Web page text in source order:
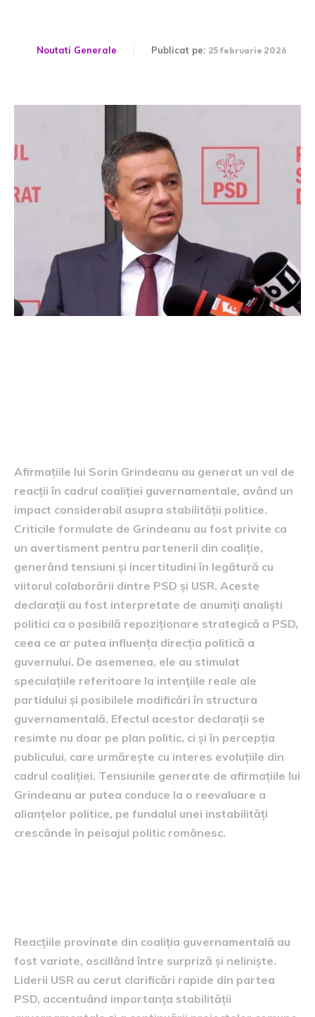
Noutati Generale Publicat pe: 25 februarie 2026
Afirmațiile lui Sorin Grindeanu au generat un val de
reacții în cadrul coaliției guvernamentale, având un
impact considerabil asupra stabilității politice.
Criticile formulate de Grindeanu au fost privite ca
un avertisment pentru partenerii din coaliție,
generând tensiuni și incertitudini în legătură cu
viitorul colaborării dintre PSD și USR. Aceste
declarații au fost interpretate de anumiți analiști
politici ca o posibilă repoziționare strategică a PSD,
ceea ce ar putea influența direcția politică a
guvernului. De asemenea, ele au stimulat
speculațiile referitoare la intențiile reale ale
partidului și posibilele modificări în structura
guvernamentală. Efectul acestor declarații se
resimte nu doar pe plan politic, ci și în percepția
publicului, care urmărește cu interes evoluțiile din
cadrul coaliției. Tensiunile generate de afirmațiile lui
Grindeanu ar putea conduce la o reevaluare a
alianțelor politice, pe fundalul unei instabilități
crescânde în peisajul politic românesc.
Reacțiile provinate din coaliția guvernamentală au
fost variate, oscillând între surpriză și neliniște.
Liderii USR au cerut clarificări rapide din partea
PSD, accentuând importanța stabilității